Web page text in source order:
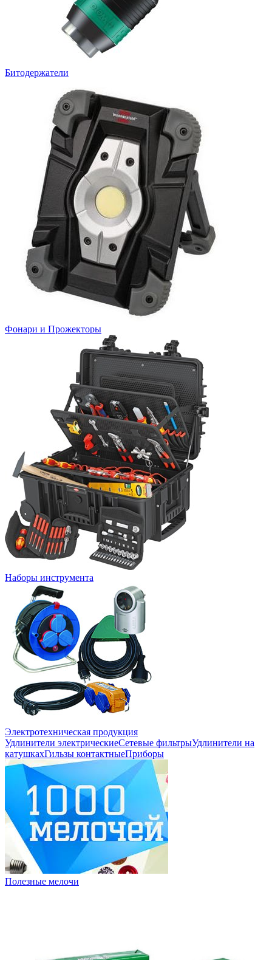
Битодержатели
Фонари и Прожекторы
Наборы инструмента
Электротехническая продукция
Удлинители электрическиеСетевые фильтрыУдлинители на
катушкахГильзы контактныеПриборы
Полезные мелочи